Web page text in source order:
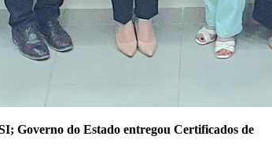
Governo do Estado entregou Certificados de